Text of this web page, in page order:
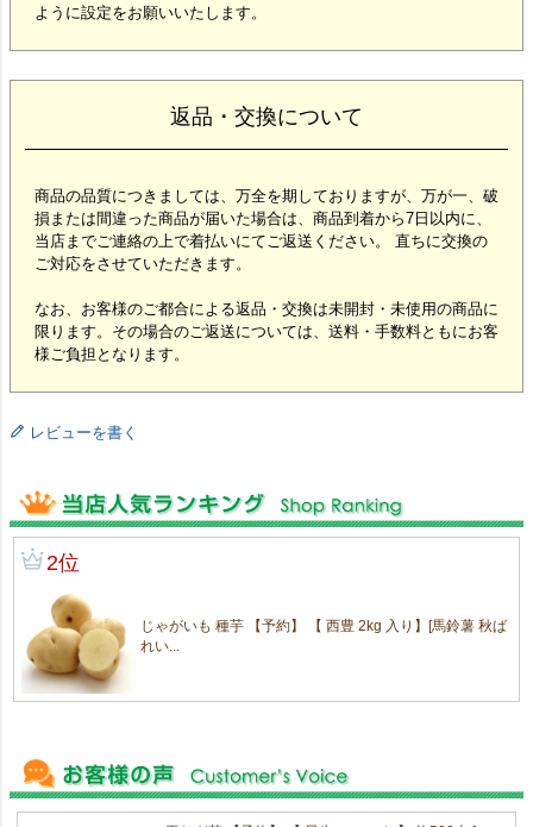
ように設定をお願いいたします。
返品・交換について
商品の品質につきましては、万全を期しておりますが、万が一、破
損または間違った商品が届いた場合は、商品到着から7日以内に、
当店までご連絡の上で着払いにてご返送ください。 直ちに交換の
ご対応をさせていただきます。
なお、お客様のご都合による返品・交換は未開封・未使用の商品に
限ります。その場合のご返送については、送料・手数料ともにお客
様ご負担となります。
レビューを書く